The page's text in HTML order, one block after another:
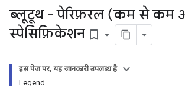
ब्लूटूथ - पेरिफ़रल (कम से कम
स्पेसिफ़िकेशन bookmark_border
इस पेज पर, यह जानकारी उपलब्ध है
Legend